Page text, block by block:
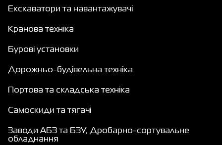
Екскаватори та навантажувачі
Кранова техніка
Бурові установки
Дорожньо-будівельна техніка
Портова та складська техніка
Самоскиди та тягачі
Заводи АБЗ та БЗУ, Дробарно-сортувальне
обладнання